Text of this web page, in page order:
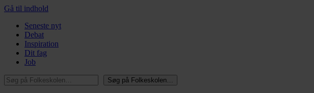
Gå til indhold
Seneste nyt
Debat
Inspiration
Dit fag
Job
Søg på Folkeskolen…
Søg på Folkeskolen…